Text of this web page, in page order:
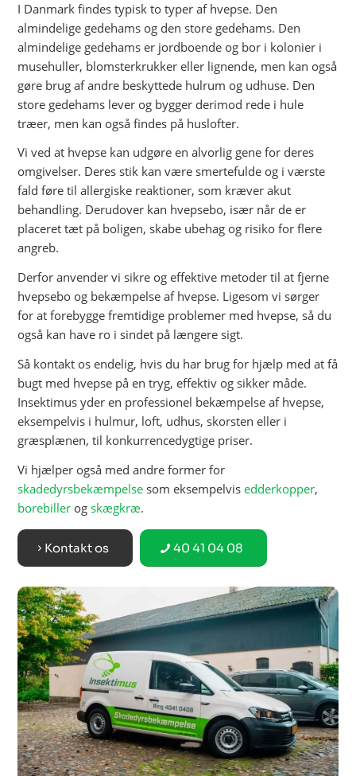
I Danmark findes typisk to typer af hvepse. Den
almindelige gedehams og den store gedehams. Den
almindelige gedehams er jordboende og bor i kolonier i
musehuller, blomsterkrukker eller lignende, men kan også
gøre brug af andre beskyttede hulrum og udhuse. Den
store gedehams lever og bygger derimod rede i hule
træer, men kan også findes på huslofter.
Vi ved at hvepse kan udgøre en alvorlig gene for deres
omgivelser. Deres stik kan være smertefulde og i værste
fald føre til allergiske reaktioner, som kræver akut
behandling. Derudover kan hvepsebo, især når de er
placeret tæt på boligen, skabe ubehag og risiko for flere
angreb.
Derfor anvender vi sikre og effektive metoder til at fjerne
hvepsebo og bekæmpelse af hvepse. Ligesom vi sørger
for at forebygge fremtidige problemer med hvepse, så du
også kan have ro i sindet på længere sigt.
Så kontakt os endelig, hvis du har brug for hjælp med at få
bugt med hvepse på en tryg, effektiv og sikker måde.
Insektimus yder en professionel bekæmpelse af hvepse,
eksempelvis i hulmur, loft, udhus, skorsten eller i
græsplænen, til konkurrencedygtige priser.
Vi hjælper også med andre former for
skadedyrsbekæmpelse som eksempelvisedderkopper,
borebiller ogskægkræ.
Kontakt os 40 41 04 08